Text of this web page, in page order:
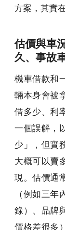
方案，其實
估價與車
久、事故
機車借款和
輛本身會被
借多少、利
一個誤解，
少」，但實
大概可以賣
現。估價通
（例如三
錄）、品牌
價格差很多